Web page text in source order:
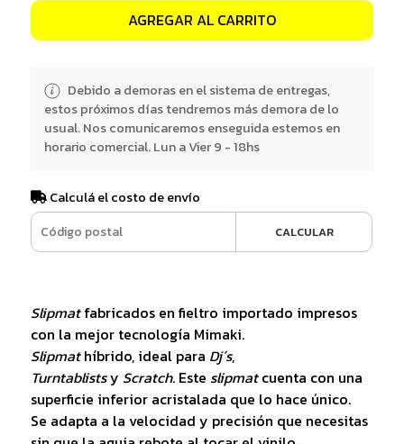
AGREGAR AL CARRITO
Debido a demoras en el sistema de entregas,
estos próximos días tendremos más demora de lo
usual. Nos comunicaremos enseguida estemos en
horario comercial. Lun a Vier 9 - 18hs
Calculá el costo de envío
CALCULAR
Slipmatfabricados en fieltro importado impresos
con la mejor tecnología Mimaki.
Slipmathíbrido, ideal para Dj´s,
Turntablistsy Scratch. Este slipmatcuenta con una
superficie inferior acristalada que lo hace único.
Se adapta a la velocidad y precisión que necesitas